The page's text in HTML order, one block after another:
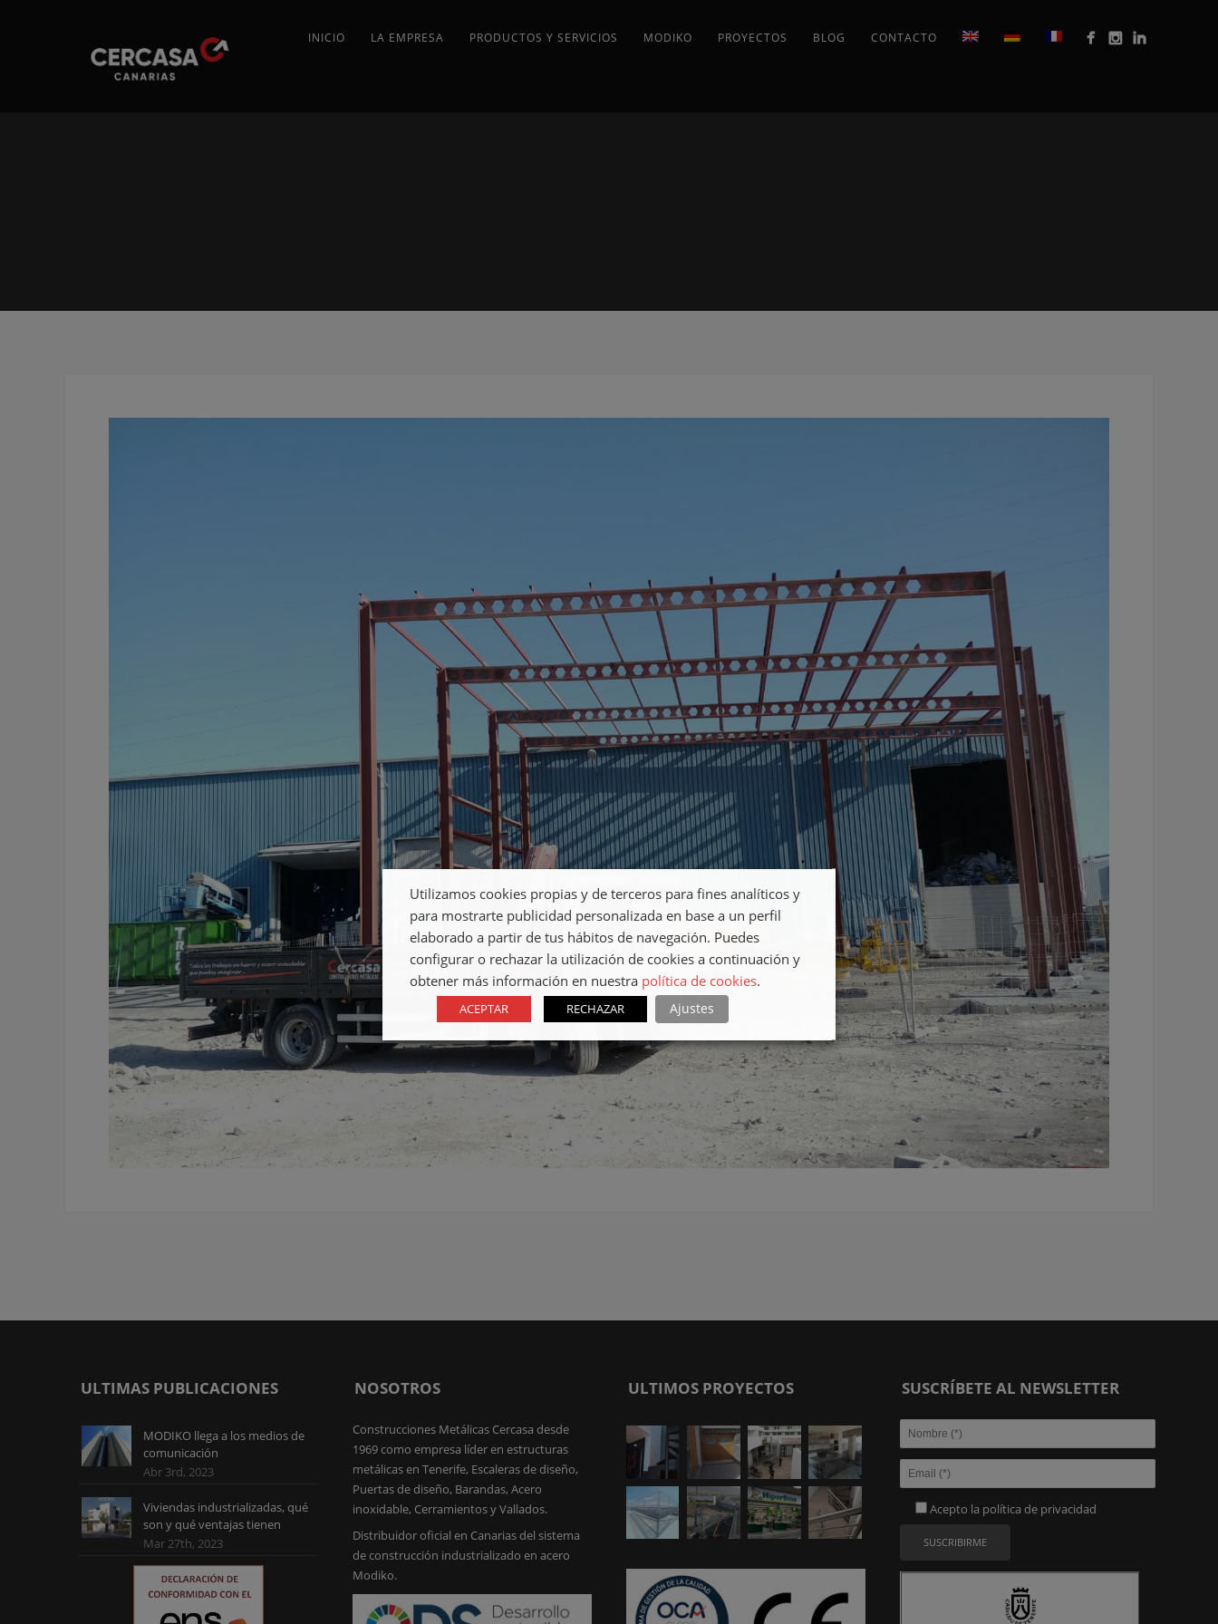
INICIO LA EMPRESA PRODUCTOS Y SERVICIOS MODIKO PROYECTOS BLOG CONTACTO
ULTIMAS PUBLICACIONES
MODIKO llega a los medios de
comunicación
Abr 3rd, 2023
Viviendas industrializadas, qué
son y qué ventajas tienen
Mar 27th, 2023
NOSOTROS
Construcciones Metálicas Cercasa desde
1969 como empresa líder en estructuras
metálicas en Tenerife, Escaleras de diseño,
Puertas de diseño, Barandas, Acero
inoxidable, Cerramientos y Vallados.
Distribuidor oficial en Canarias del sistema
de construcción industrializado en acero
Modiko.
ULTIMOS PROYECTOS SUSCRÍBETE AL NEWSLETTER
Acepto la política de privacidad
Utilizamos cookies propias y de terceros para fines analíticos y
para mostrarte publicidad personalizada en base a un perfil
elaborado a partir de tus hábitos de navegación. Puedes
configurar o rechazar la utilización de cookies a continuación y
obtener más información en nuestra política de cookies.
ACEPTAR RECHAZAR Ajustes